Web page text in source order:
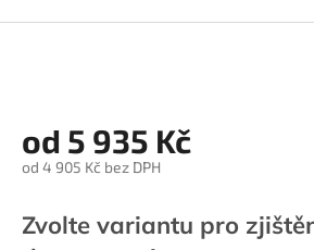
od 5 935 Kč
od 4 905 Kčbez DPH
cena:
Zvolte variantu